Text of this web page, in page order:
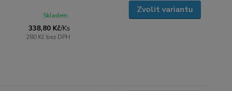
338,80 Kč/Ks
280 Kč bez DPH
Skladem
Zvolit variantu